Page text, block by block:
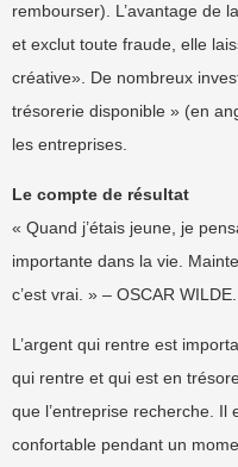
rembourser). L’avantage de
et exclut toute fraude, elle
créative». De nombreux
trésorerie disponible » (en
les entreprises.
Le compte de résultat
« Quand j’étais jeune, je
importante dans la vie.
c’est vrai. » – OSCAR
L’argent qui rentre est
qui rentre et qui est en
que l’entreprise recherche. Il
confortable pendant un